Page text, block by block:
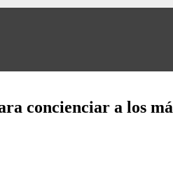
concienciar a los